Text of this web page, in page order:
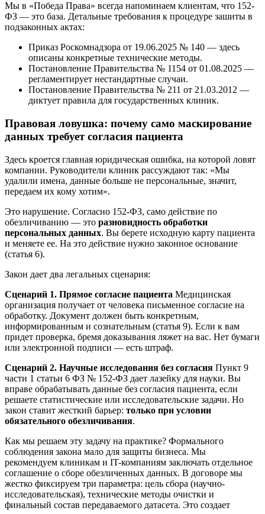
Мы в «Победа Права» всегда напоминаем клиентам, что 152-
ФЗ — это база. Детальные требования к процедуре зашиты в
подзаконных актах:
Приказ Роскомнадзора от 19.06.2025 № 140 — здесь
описаны конкретные технические методы.
Постановление Правительства № 1154 от 01.08.2025 —
регламентирует нестандартные случаи.
Постановление Правительства № 211 от 21.03.2012 —
диктует правила для государственных клиник.
Правовая ловушка: почему само маскирование
данных требует согласия пациента
Здесь кроется главная юридическая ошибка, на которой ловят
компании. Руководители клиник рассуждают так: «Мы
удалили имена, данные больше не персональные, значит,
передаем их кому хотим».
Это нарушение. Согласно 152-ФЗ, само действие по
обезличиванию — это разновидность обработки
персональных данных. Вы берете исходную карту пациента
и меняете ее. На это действие нужно законное основание
(статья 6).
Закон дает два легальных сценария:
Сценарий 1. Прямое согласие пациента Медицинская
организация получает от человека письменное согласие на
обработку. Документ должен быть конкретным,
информированным и сознательным (статья 9). Если к вам
придет проверка, бремя доказывания ляжет на вас. Нет бумаги
или электронной подписи — есть штраф.
Сценарий 2. Научные исследования без согласия Пункт 9
части 1 статьи 6 ФЗ № 152-ФЗ дает лазейку для науки. Вы
вправе обрабатывать данные без согласия пациента, если
решаете статистические или исследовательские задачи. Но
закон ставит жесткий барьер: только при условии
обязательного обезличивания.
Как мы решаем эту задачу на практике? Формального
соблюдения закона мало для защиты бизнеса. Мы
рекомендуем клиникам и IT-компаниям заключать отдельное
соглашение о сборе обезличенных данных. В договоре мы
жестко фиксируем три параметра: цель сбора (научно-
исследовательская), технические методы очистки и
финальный состав передаваемого датасета. Это создает